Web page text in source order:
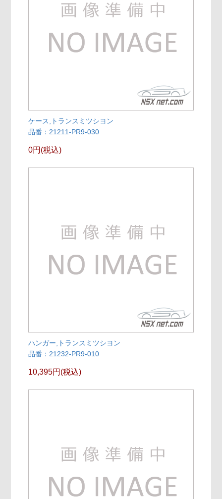
ケース,トランスミツシヨン
品番：21211-PR9-030
0円(税込)
ハンガー,トランスミツシヨン
品番：21232-PR9-010
10,395円(税込)